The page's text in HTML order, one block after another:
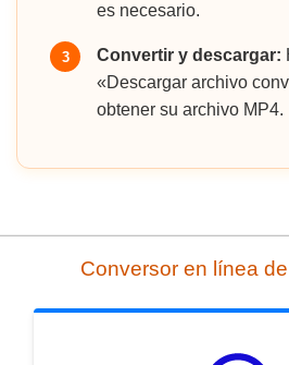
es necesario.
3 Convertir y descargar:
«Descargar archivo
obtener su archivo MP4.
Conversor en línea